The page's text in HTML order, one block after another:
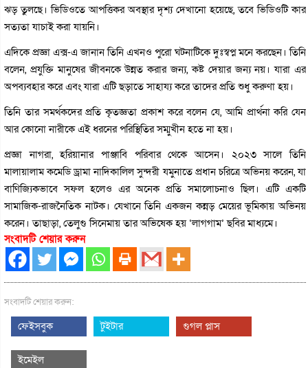
ঝড় তুলছে। ভিডিওতে আপত্তিকর অবস্থার দৃশ্য দেখানো হয়েছে, তবে ভিডিওটি কার
সত্যতা যাচাই করা যায়নি।
এদিকে প্রজ্ঞা এক্স-এ জানান তিনি এখনও পুরো ঘটনাটিকে দুঃস্বপ্ন মনে করছেন। তিনি
বলেন, প্রযুক্তি মানুষের জীবনকে উন্নত করার জন্য, কষ্ট দেয়ার জন্য নয়। যারা এর
অপব্যবহার করে এবং যারা এটি ছড়াতে সাহায্য করে তাদের প্রতি শুধু করুণা হয়।
তিনি তার সমর্থকদের প্রতি কৃতজ্ঞতা প্রকাশ করে বলেন যে, আমি প্রার্থনা করি যেন
আর কোনো নারীকে এই ধরনের পরিস্থিতির সম্মুখীন হতে না হয়।
প্রজ্ঞা নাগরা, হরিয়ানার পাঞ্জাবি পরিবার থেকে আসেন। ২০২৩ সালে তিনি
মালায়ালাম কমেডি ড্রামা নাদিকালিল সুন্দরী যমুনাতে প্রধান চরিত্রে অভিনয় করেন, যা
বাণিজ্যিকভাবে সফল হলেও এর অনেক প্রতি সমালোচনাও ছিল। এটি একটি
সামাজিক-রাজনৈতিক নাটক। যেখানে তিনি একজন কন্নড় মেয়ের ভূমিকায় অভিনয়
করেন। তাছাড়া, তেলুগু সিনেমায় তার অভিষেক হয় ‘লাগগাম’ ছবির মাধ্যমে।
সংবাদটি শেয়ার করুন
সংবাদটি শেয়ার করুন:
ফেইসবুক টুইটার গুগল প্লাস
ইমেইল